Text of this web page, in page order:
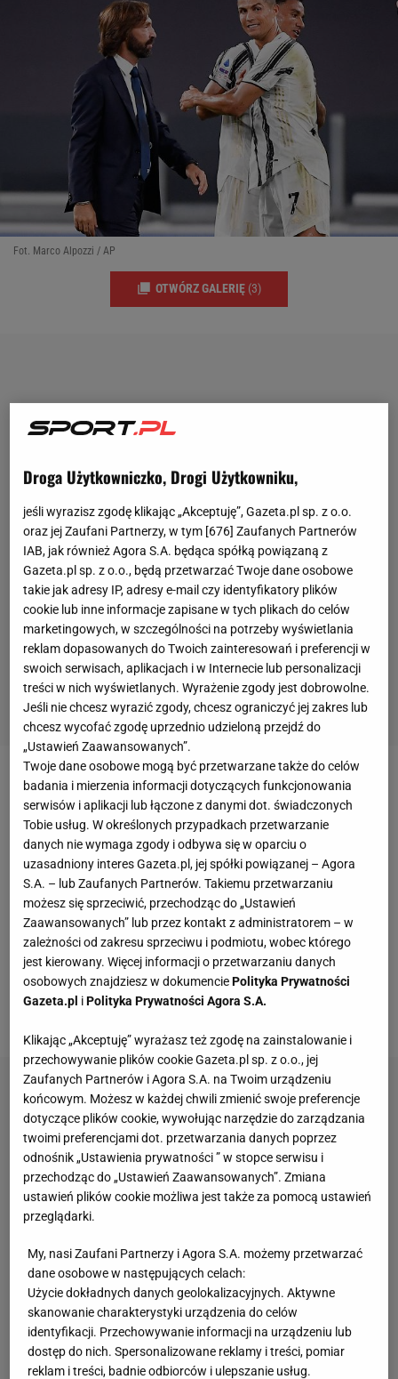
Fot. Marco Alpozzi / AP
OTWÓRZ GALERIĘ (3)
Obecna umowaCristiano Ronaldowygasa w
czerwcu 2022 roku. Podobno Portugalczyk, który w
lutym obchodzić będzie 36. urodziny, zamierza ją
przedłużyć o 12 miesięcy. Tym samym, kiedy
kontrakt wygaśnie, Ronaldo będzie miał na karku 38
lat. Dużo? I tak mniej niż 39-letni Zlatan Ibrahimović,
który w tym sezonie strzelił dla Milanu 10 goli w
Serie A, choć rozegrał zaledwie siedemmeczów.
Ronaldo ma na koncie 15 trafień, ale wystąpił w 13
Droga Użytkowniczko, Drogi Użytkowniku,
jeśli wyrazisz zgodę klikając „Akceptuję”, Gazeta.pl sp. z o.o.
oraz jej Zaufani Partnerzy, w tym [676] Zaufanych Partnerów
IAB, jak również Agora S.A. będąca spółką powiązaną z
Gazeta.pl sp. z o.o., będą przetwarzać Twoje dane osobowe
takie jak adresy IP, adresy e-mail czy identyfikatory plików
cookie lub inne informacje zapisane w tych plikach do celów
marketingowych, w szczególności na potrzeby wyświetlania
reklam dopasowanych do Twoich zainteresowań i preferencji w
swoich serwisach, aplikacjach i w Internecie lub personalizacji
treści w nich wyświetlanych. Wyrażenie zgody jest dobrowolne.
Jeśli nie chcesz wyrazić zgody, chcesz ograniczyć jej zakres lub
chcesz wycofać zgodę uprzednio udzieloną przejdź do
„Ustawień Zaawansowanych”.
Twoje dane osobowe mogą być przetwarzane także do celów
badania i mierzenia informacji dotyczących funkcjonowania
serwisów i aplikacji lub łączone z danymi dot. świadczonych
Tobie usług. W określonych przypadkach przetwarzanie
danych nie wymaga zgody i odbywa się w oparciu o
uzasadniony interes Gazeta.pl, jej spółki powiązanej – Agora
S.A. – lub Zaufanych Partnerów. Takiemu przetwarzaniu
możesz się sprzeciwić, przechodząc do „Ustawień
Zaawansowanych” lub przez kontakt z administratorem – w
zależności od zakresu sprzeciwu i podmiotu, wobec którego
jest kierowany. Więcej informacji o przetwarzaniu danych
osobowych znajdziesz w dokumenciePolityka Prywatności
Gazeta.pl iPolityka Prywatności Agora S.A.
Klikając „Akceptuję” wyrażasz też zgodę na zainstalowanie i
przechowywanie plików cookie Gazeta.pl sp. z o.o., jej
Zaufanych Partnerów i Agora S.A. na Twoim urządzeniu
końcowym. Możesz w każdej chwili zmienić swoje preferencje
dotyczące plików cookie, wywołując narzędzie do zarządzania
twoimi preferencjami dot. przetwarzania danych poprzez
odnośnik „Ustawienia prywatności ” w stopce serwisu i
przechodząc do „Ustawień Zaawansowanych”. Zmiana
ustawień plików cookie możliwa jest także za pomocą ustawień
przeglądarki.
My, nasi Zaufani Partnerzy i Agora S.A. możemy przetwarzać
dane osobowe w następujących celach:
Użycie dokładnych danych geolokalizacyjnych. Aktywne
skanowanie charakterystyki urządzenia do celów
identyfikacji. Przechowywanie informacji na urządzeniu lub
dostęp do nich. Spersonalizowane reklamy i treści, pomiar
reklam i treści, badnie odbiorców i ulepszanie usług.